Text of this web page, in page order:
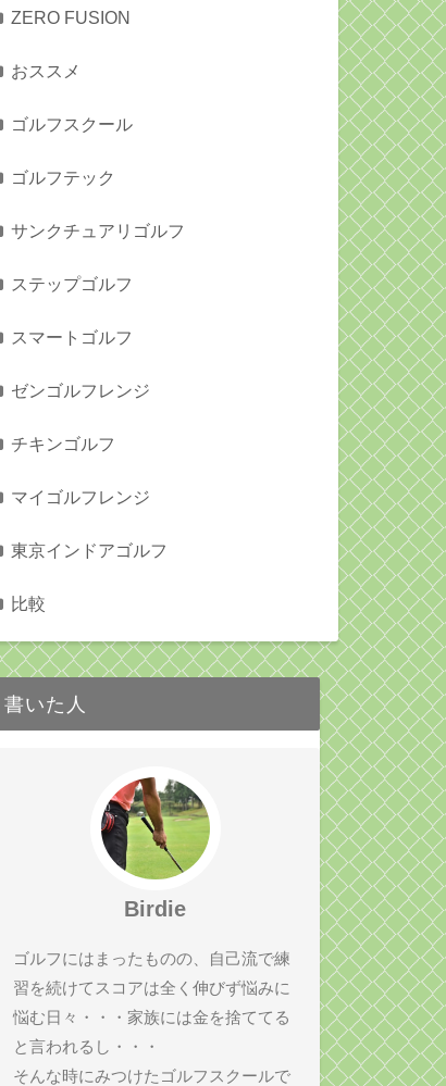
ZERO FUSION
おススメ
ゴルフスクール
ゴルフテック
サンクチュアリゴルフ
ステップゴルフ
スマートゴルフ
ゼンゴルフレンジ
チキンゴルフ
マイゴルフレンジ
東京インドアゴルフ
比較
書いた人
Birdie
ゴルフにはまったものの、自己流で練
習を続けてスコアは全く伸びず悩みに
悩む日々・・・家族には金を捨ててる
と言われるし・・・
そんな時にみつけたゴルフスクールで